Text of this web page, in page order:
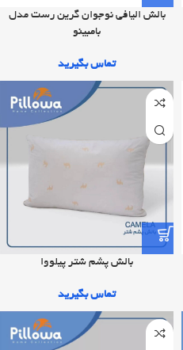
بالش الیافی نوجوان گرین رست مدل
بامبینو
تماس بگیرید
بالش پشم شتر پیلووا
تماس بگیرید